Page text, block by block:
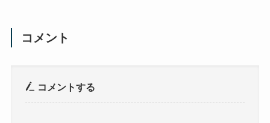
コメント
コメントする